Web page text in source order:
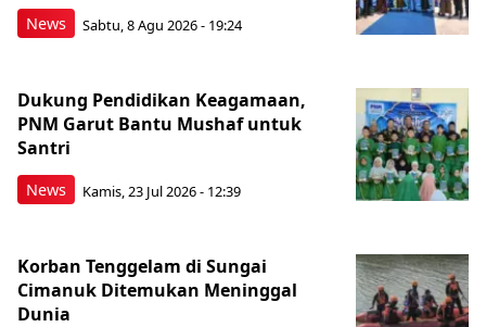
News Sabtu, 8 Agu 2026 - 19:24
News
Dukung Pendidikan Keagamaan,
PNM Garut Bantu Mushaf untuk
Santri
Kamis, 23 Jul 2026 - 12:39
Korban Tenggelam di Sungai
Cimanuk Ditemukan Meninggal
Dunia